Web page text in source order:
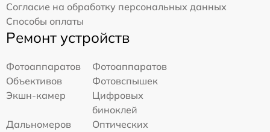
Согласие на обработку персональных данных
Способы оплаты
Ремонт устройств
Фотоаппаратов
Фотоаппаратов
Объективов
Фотовспышек
Экшн-камер
Цифровых
биноклей
Дальномеров
Оптических